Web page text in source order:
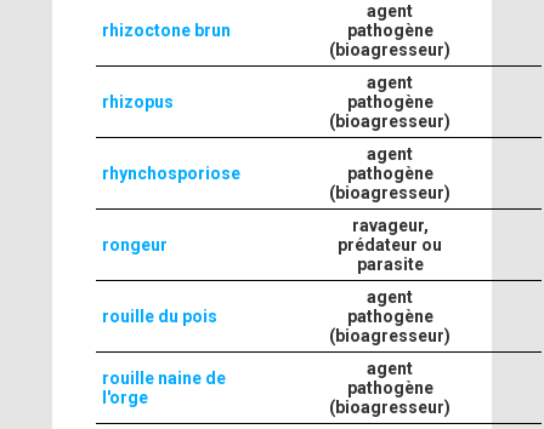
rhizoctone brun
agent
pathogène
(bioagresseur)
rhizopus
agent
pathogène
(bioagresseur)
rhynchosporiose
agent
pathogène
(bioagresseur)
rongeur
ravageur,
prédateur ou
parasite
rouille du pois
agent
pathogène
(bioagresseur)
rouille naine de
l'orge
agent
pathogène
(bioagresseur)